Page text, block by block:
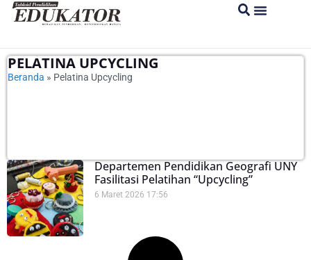
PELATINA UPCYCLING
Beranda » Pelatina Upcycling
Departemen Pendidikan Geografi UNY
Fasilitasi Pelatihan “Upcycling”
6 Maret 2026 17:56